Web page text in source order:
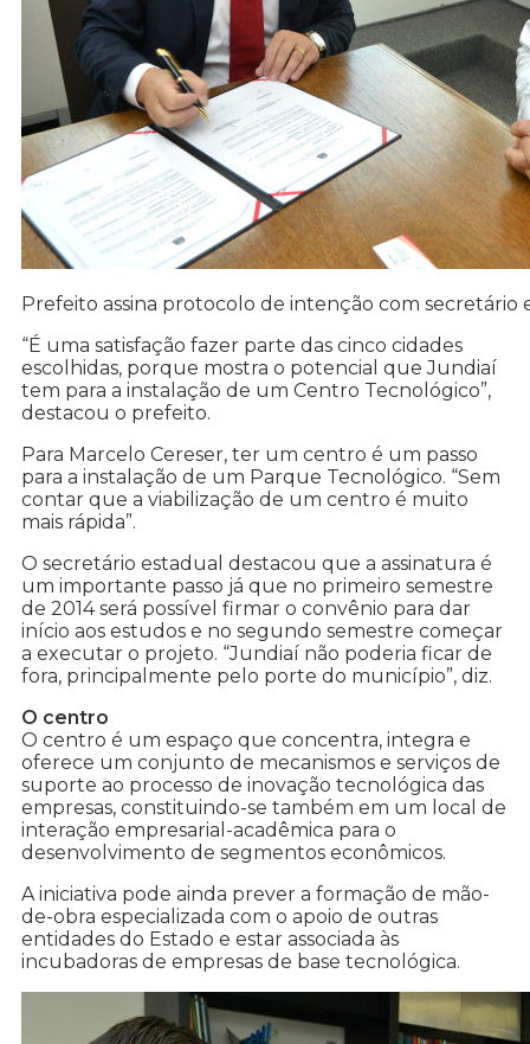
Prefeito assina protocolo de intenção com secretário
“É uma satisfação fazer parte das cinco cidades
escolhidas, porque mostra o potencial que Jundiaí
tem para a instalação de um Centro Tecnológico”,
destacou o prefeito.
Para Marcelo Cereser, ter um centro é um passo
para a instalação de um Parque Tecnológico. “Sem
contar que a viabilização de um centro é muito
mais rápida”.
O secretário estadual destacou que a assinatura é
um importante passo já que no primeiro semestre
de 2014 será possível firmar o convênio para dar
início aos estudos e no segundo semestre começar
a executar o projeto. “Jundiaí não poderia ficar de
fora, principalmente pelo porte do município”, diz.
O centro
O centro é um espaço que concentra, integra e
oferece um conjunto de mecanismos e serviços de
suporte ao processo de inovação tecnológica das
empresas, constituindo-se também em um local de
interação empresarial-acadêmica para o
desenvolvimento de segmentos econômicos.
A iniciativa pode ainda prever a formação de mão-
de-obra especializada com o apoio de outras
entidades do Estado e estar associada às
incubadoras de empresas de base tecnológica.